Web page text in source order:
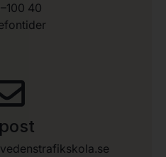
40